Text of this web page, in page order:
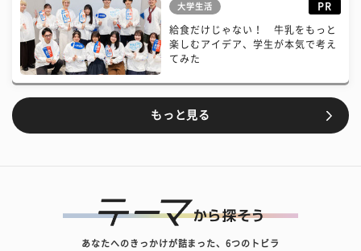
大学生活 PR
給食だけじゃない！ 牛乳をもっと
楽しむアイデア、学生が本気で考え
てみた
もっと見る
あなたへのきっかけが詰まった、6つのトビラ